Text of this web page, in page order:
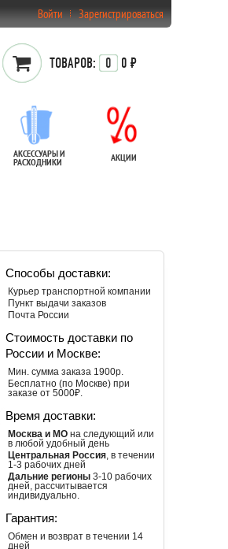
Войти Зарегистрироваться
ТОВАРОВ: 0 0 ₽
АКСЕССУАРЫ И
РАСХОДНИКИ АКЦИИ
Способы доставки:
Курьер транспортной компании
Пункт выдачи заказов
Почта России
Стоимость доставки по
России и Москве:
Мин. сумма заказа 1900р.
Бесплатно (по Москве) при
заказе от 5000₽.
Время доставки:
Москва и МО на следующий или
в любой удобный день
Центральная Россия, в течении
1-3 рабочих дней
Дальние регионы 3-10 рабочих
дней, рассчитывается
индивидуально.
Гарантия:
Обмен и возврат в течении 14
дней